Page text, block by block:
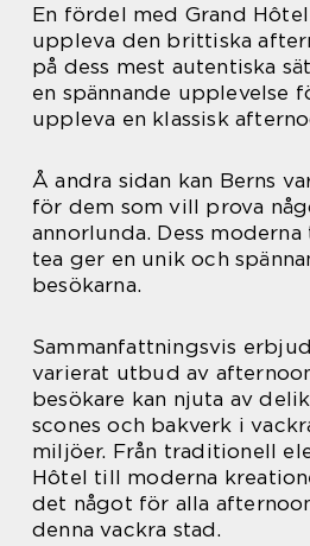
En fördel med Grand
uppleva den brittiska
på dess mest autentiska
en spännande upplevelse
uppleva en klassisk
Å andra sidan kan Berns
för dem som vill prova
annorlunda. Dess
tea ger en unik och
besökarna.
Sammanfattningsvis
varierat utbud av
besökare kan njuta av
scones och bakverk i
miljöer. Från traditionell
Hôtel till moderna
det något för alla
denna vackra stad.